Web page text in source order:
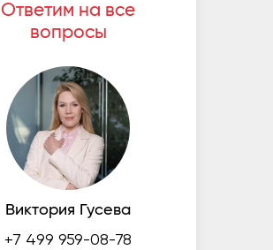
Ответим на все
вопросы
Виктория Гусева
+7 499 959-08-78